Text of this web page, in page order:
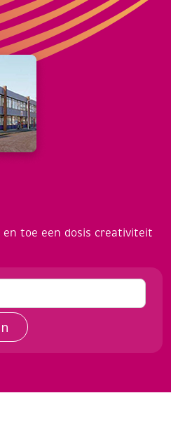
toe een dosis creativiteit